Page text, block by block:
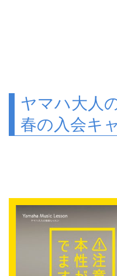
ヤマハ大人
春の入会キ